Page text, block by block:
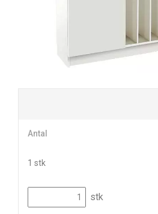
Antal
1 stk
stk